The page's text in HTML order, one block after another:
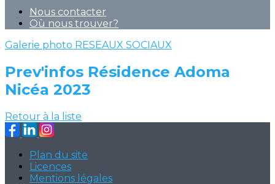
Nous contacter
Où nous trouver?
Galerie photo RESEAUX SOCIAUX
Prev'infos Résidence Adoma
Nicéa 2023
Retour à la liste
Plan du site
Licences
Mentions légales